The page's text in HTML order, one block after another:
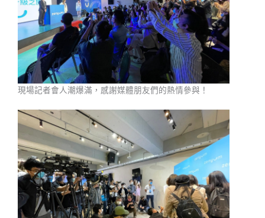
現場記者會人潮爆滿，感謝媒體朋友們的熱情參與！